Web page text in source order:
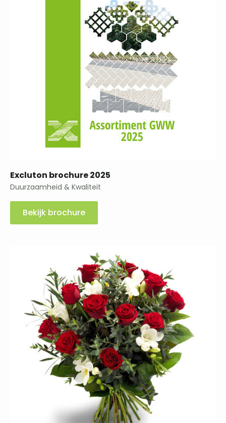
Excluton brochure 2025
Duurzaamheid & Kwaliteit
Bekijk brochure